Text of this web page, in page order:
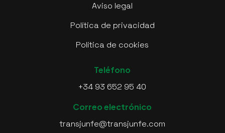
Aviso legal
Política de privacidad
Política de cookies
Teléfono
+34 93 652 95 40
Correo electrónico
transjunfe@transjunfe.com